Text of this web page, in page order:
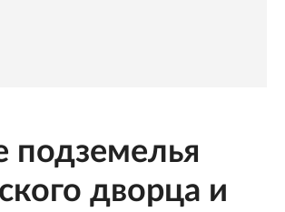
подземелья
дворца и